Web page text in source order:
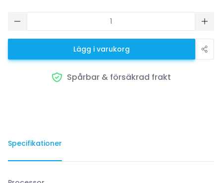
Lägg i varukorg
Spårbar & försäkrad frakt
Specifikationer